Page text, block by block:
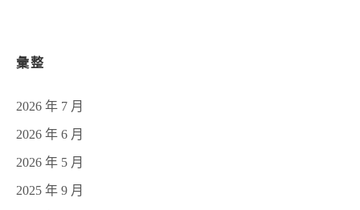
彙整
2026 年 7 月
2026 年 6 月
2026 年 5 月
2025 年 9 月